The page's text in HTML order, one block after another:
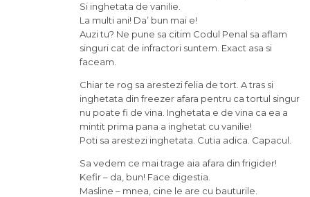
Si inghetata de vanilie.
La multi ani! Da’ bun mai e!
Auzi tu? Ne pune sa citim Codul Penal sa aflam
singuri cat de infractori suntem. Exact asa si
faceam.
Chiar te rog sa arestezi felia de tort. A tras si
inghetata din freezer afara pentru ca tortul singur
nu poate fi de vina. Inghetata e de vina ca ea a
mintit prima pana a inghetat cu vanilie!
Poti sa arestezi inghetata. Cutia adica. Capacul.
Sa vedem ce mai trage aia afara din frigider!
Kefir – da, bun! Face digestia.
Masline – mnea, cine le are cu bauturile.